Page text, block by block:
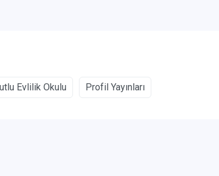
Evlilik Okulu Profil Yayınları